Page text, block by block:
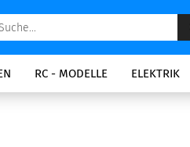
RC - MODELLE ELEKTRIK